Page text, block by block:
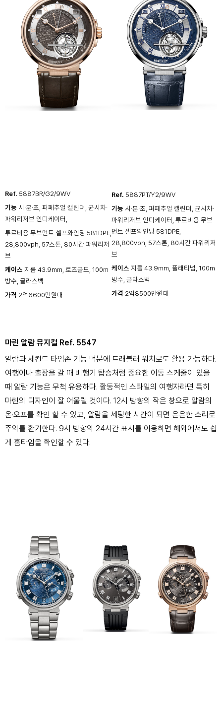
Ref. 5887BR/G2/9WV
기능 시·분·초, 퍼페추얼 캘린더, 균시차·
파워리저브 인디케이터,
투르비용 무브먼트 셀프와인딩 581DPE,
28,800vph, 57스톤, 80시간 파워리저
브
케이스 지름 43.9mm, 로즈골드, 100m
방수, 글라스백
가격 2억6600만원대
Ref. 5887PT/Y2/9WV
기능 시·분·초, 퍼페추얼 캘린더, 균시차·
파워리저브 인디케이터, 투르비용 무브
먼트 셀프와인딩 581DPE,
28,800vph, 57스톤, 80시간 파워리저
브
케이스 지름 43.9mm, 플래티넘, 100m
방수, 글라스백
가격 2억8500만원대
마린 알람 뮤지컬 Ref. 5547
알람과 세컨드 타임존 기능 덕분에 트래블러 워치로도 활용 가능하다.
여행이나 출장을 갈 때 비행기 탑승처럼 중요한 이동 스케줄이 있을
때 알람 기능은 무척 유용하다. 활동적인 스타일의 여행자라면 특히
마린의 디자인이 잘 어울릴 것이다. 12시 방향의 작은 창으로 알람의
온·오프를 확인 할 수 있고, 알람을 세팅한 시간이 되면 은은한 소리로
주의를 환기한다. 9시 방향의 24시간 표시를 이용하면 해외에서도 쉽
게 홈타임을 확인할 수 있다.